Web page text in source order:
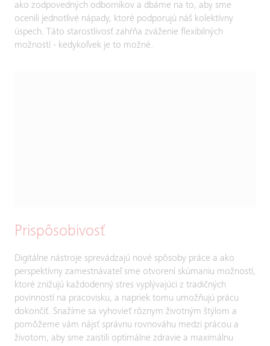
ako zodpovedných odborníkov a dbáme na to, aby sme
ocenili jednotlivé nápady, ktoré podporujú náš kolektívny
úspech. Táto starostlivosť zahŕňa zváženie flexibilných
možností - kedykoľvek je to možné.
Prispôsobivosť
Digitálne nástroje sprevádzajú nové spôsoby práce a ako
perspektívny zamestnávateľ sme otvorení skúmaniu možností,
ktoré znižujú každodenný stres vyplývajúci z tradičných
povinností na pracovisku, a napriek tomu umožňujú prácu
dokončiť. Snažíme sa vyhovieť rôznym životným štýlom a
pomôžeme vám nájsť správnu rovnováhu medzi prácou a
životom, aby sme zaistili optimálne zdravie a maximálnu